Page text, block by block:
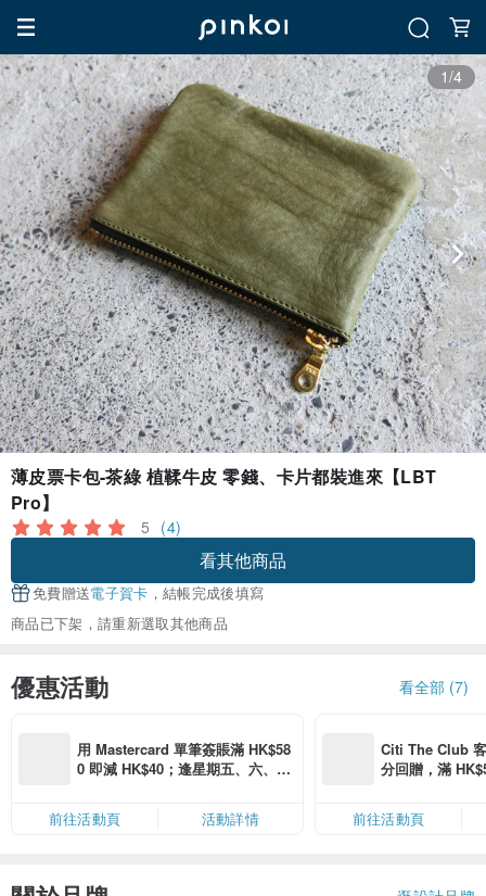
1/4
薄皮票卡包-茶綠 植鞣牛皮 零錢、卡片都裝進來【LBT
Pro】
5 (4)
看其他商品
免費贈送電子賀卡 ，結帳完成後填寫
商品已下架，請重新選取其他商品
優惠活動 看全部 (7)
用 Mastercard 單筆簽賬滿 HK$58
0 即減 HK$40；逢星期五、六、日
限，額滿即止，僅限「常用信用
卡」結帳）
前往活動頁 活動詳情
Citi The Club
分回贈，滿
前往活動頁